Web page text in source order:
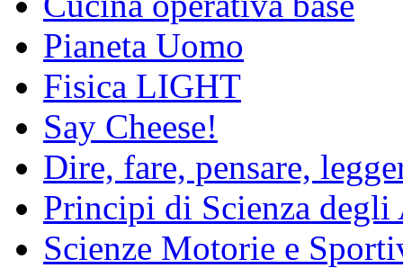
Pianeta Uomo
Fisica LIGHT
Say Cheese!
Dire, fare, pensare,
Principi di Scienza
Scienze Motorie e